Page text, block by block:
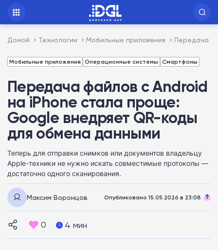
Домой Технологии Мобильные приложения Передача
Мобильные приложения Операционные системы Смартфоны
Передача файлов с Android
на iPhone стала проще:
Google внедряет QR-коды
для обмена данными
Теперь для отправки снимков или документов владельцу
Apple-техники не нужно искать совместимые протоколы —
достаточно одного сканирования.
Максим Воронцов Опубликовано 15.05.2026 в 23:08
0 4 мин